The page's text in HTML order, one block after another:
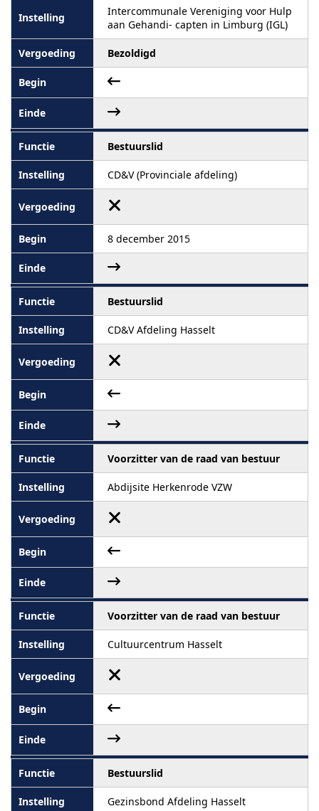
Intercommunale Vereniging voor Hulp
aan Gehandi- capten in Limburg (IGL)
Bezoldigd
Bestuurslid
CD&V (Provinciale afdeling)
8 december 2015
Bestuurslid
CD&V Afdeling Hasselt
Voorzitter van de raad van bestuur
Abdijsite Herkenrode VZW
Voorzitter van de raad van bestuur
Cultuurcentrum Hasselt
Bestuurslid
Gezinsbond Afdeling Hasselt